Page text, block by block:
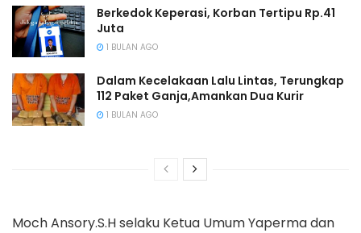
Berkedok Keperasi, Korban Tertipu Rp.41
Juta
1 BULAN AGO
Dalam Kecelakaan Lalu Lintas, Terungkap
112 Paket Ganja,Amankan Dua Kurir
1 BULAN AGO
Moch Ansory.S.H selaku Ketua Umum Yaperma dan